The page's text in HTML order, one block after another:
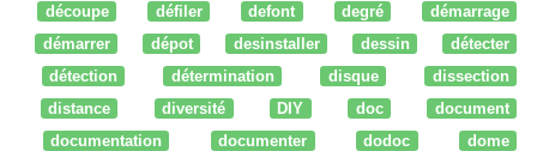
découpe
défiler defont degré
démarrage
démarrer
dépot desinstaller dessin
détecter
détection
détermination disque
dissection
distance
diversité DIY doc
document
documentation
documenter dodoc
dome